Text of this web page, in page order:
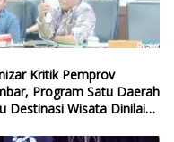
Kritik Pemprov
Program Satu Daerah
Destinasi Wisata Dinilai